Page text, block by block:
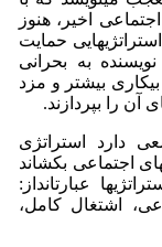
اخیر، هنوز
حمایت
نویسنده به بحرانی
بیشتر و مزد
آن را بپردازند.
دارد استراتژی
اجتماعی بکشاند
عبارت­انداز:
اشتغال کامل،